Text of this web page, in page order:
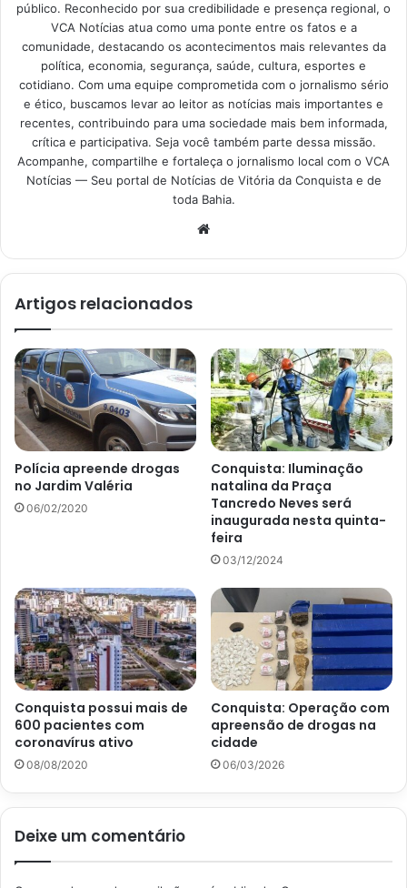
público. Reconhecido por sua credibilidade e presença regional, o
VCA Notícias atua como uma ponte entre os fatos e a
comunidade, destacando os acontecimentos mais relevantes da
política, economia, segurança, saúde, cultura, esportes e
cotidiano. Com uma equipe comprometida com o jornalismo sério
e ético, buscamos levar ao leitor as notícias mais importantes e
recentes, contribuindo para uma sociedade mais bem informada,
crítica e participativa. Seja você também parte dessa missão.
Acompanhe, compartilhe e fortaleça o jornalismo local com o VCA
Notícias — Seu portal de Notícias de Vitória da Conquista e de
toda Bahia.
Artigos relacionados
Polícia apreende drogas
no Jardim Valéria
06/02/2020
Conquista: Iluminação
natalina da Praça
Tancredo Neves será
inaugurada nesta quinta-
feira
03/12/2024
Conquista possui mais de
600 pacientes com
coronavírus ativo
08/08/2020
Conquista: Operação com
apreensão de drogas na
cidade
06/03/2026
Deixe um comentário